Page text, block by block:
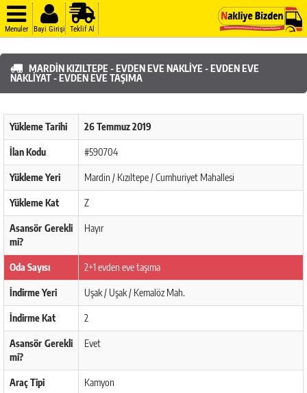
Menuler Bayi Girişi Teklif Al
MARDIN KIZILTEPE - EVDEN EVE NAKLIYE - EVDEN EVE
NAKLIYAT - EVDEN EVE TAŞIMA
Yükleme Tarihi 26 Temmuz 2019
İlan Kodu #590704
Yükleme Yeri Mardin / Kızıltepe / Cumhuriyet Mahallesi
Yükleme Kat Z
Asansör Gerekli
mi?
Hayır
Oda Sayısı 2+1 evden eve taşıma
İndirme Yeri Uşak / Uşak / Kemalöz Mah.
İndirme Kat 2
Asansör Gerekli
mi?
Evet
Araç Tipi Kamyon